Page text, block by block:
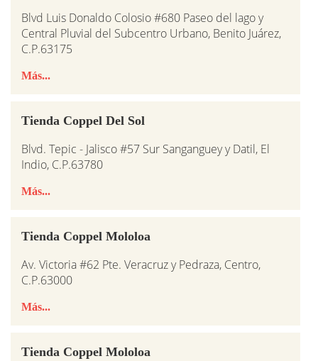
Blvd Luis Donaldo Colosio #680 Paseo del lago y
Central Pluvial del Subcentro Urbano, Benito Juárez,
C.P.63175
Más...
Tienda Coppel Del Sol
Blvd. Tepic - Jalisco #57 Sur Sanganguey y Datil, El
Indio, C.P.63780
Más...
Tienda Coppel Mololoa
Av. Victoria #62 Pte. Veracruz y Pedraza, Centro,
C.P.63000
Más...
Tienda Coppel Mololoa